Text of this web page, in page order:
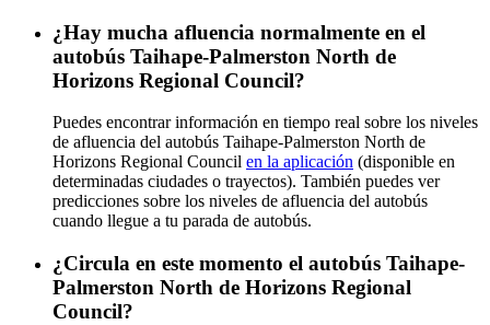
¿Hay mucha afluencia normalmente en el
autobús Taihape-Palmerston North de
Horizons Regional Council?
Puedes encontrar información en tiempo real sobre los niveles
de afluencia del autobús Taihape-Palmerston North de
Horizons Regional Council en la aplicación (disponible en
determinadas ciudades o trayectos). También puedes ver
predicciones sobre los niveles de afluencia del autobús
cuando llegue a tu parada de autobús.
¿Circula en este momento el autobús Taihape-
Palmerston North de Horizons Regional
Council?